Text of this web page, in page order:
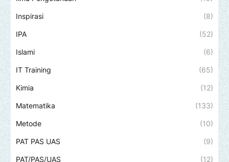
Inspirasi (8)
IPA (52)
Islami (6)
IT Training (65)
Kimia (12)
Matematika (133)
Metode (10)
PAT PAS UAS (9)
PAT/PAS/UAS (12)